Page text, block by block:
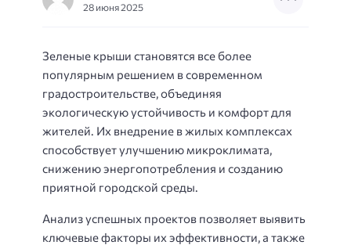
28 июня 2025
Зеленые крыши становятся все более
популярным решением в современном
градостроительстве, объединяя
экологическую устойчивость и комфорт для
жителей. Их внедрение в жилых комплексах
способствует улучшению микроклимата,
снижению энергопотребления и созданию
приятной городской среды.
Анализ успешных проектов позволяет выявить
ключевые факторы их эффективности, а также